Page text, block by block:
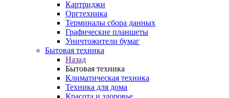
Картриджи
Оргтехника
Терминалы сбора данных
Графические планшеты
Уничтожители бумаг
Бытовая техника
Назад
Бытовая техника
Климатическая техника
Техника для дома
Красота и здоровье